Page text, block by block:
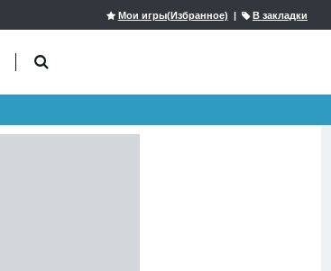
Мои игры(Избранное) | В закладки